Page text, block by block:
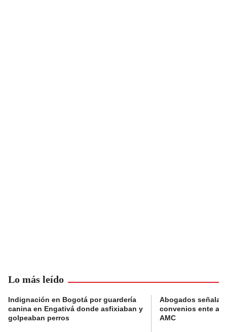
Lo más leído
Indignación en Bogotá por guardería
canina en Engativá donde asfixiaban y
golpeaban perros
Abogados
convenios ente
AMC